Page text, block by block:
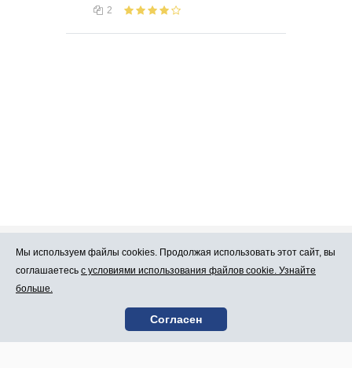
2
Про Atlants.lv Реклама
Контакты
Условия
пользования
Мы используем файлы cookies. Продолжая использовать этот сайт, вы
соглашаетесь с условиями использования файлов cookie. Узнайте
больше.
Согласен